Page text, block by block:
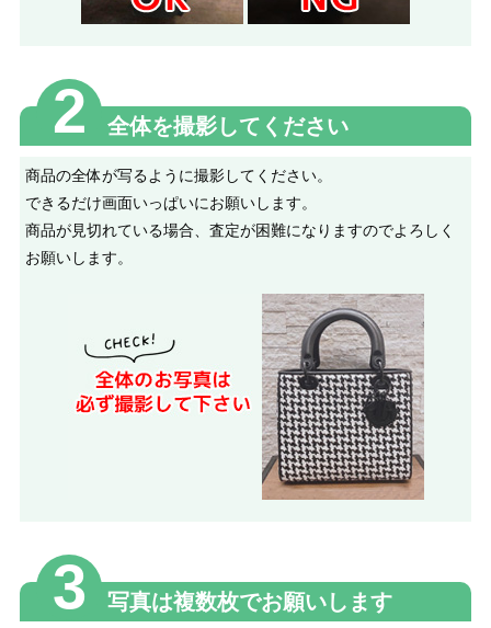
全体を撮影してください
2
商品の全体が写るように撮影してください。
できるだけ画面いっぱいにお願いします。
商品が見切れている場合、査定が困難になりますのでよろしく
お願いします。
写真は複数枚でお願いします
3